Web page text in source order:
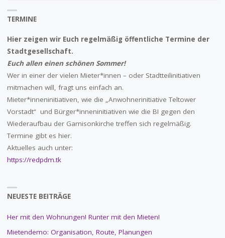
TERMINE
Hier zeigen wir Euch regelmäßig öffentliche Termine der
Stadtgesellschaft.
Euch allen einen schönen Sommer!
Wer in einer der vielen Mieter*innen – oder Stadtteilinitiativen
mitmachen will, fragt uns einfach an.
Mieter*inneninitiativen, wie die „Anwohnerinitiative Teltower
Vorstadt“ und Bürger*inneninitiativen wie die BI gegen den
Wiederaufbau der Garnisonkirche treffen sich regelmäßig.
Termine gibt es hier.
Aktuelles auch unter:
https://redpdm.tk
NEUESTE BEITRÄGE
Her mit den Wohnungen! Runter mit den Mieten!
Mietendemo: Organisation, Route, Planungen